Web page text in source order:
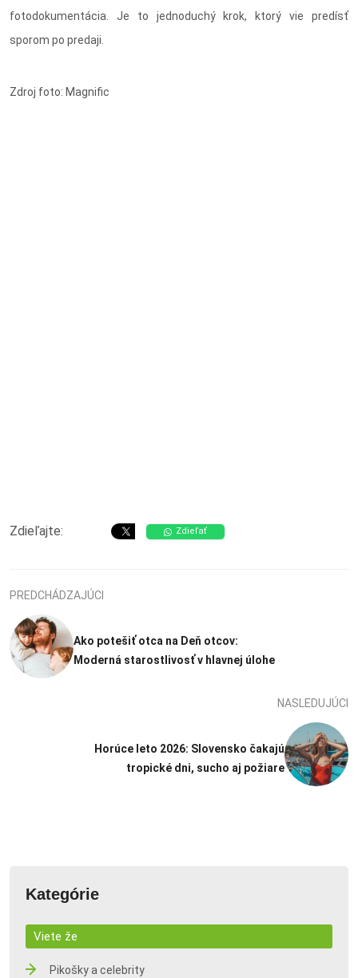
fotodokumentácia. Je to jednoduchý krok, ktorý vie predísť
sporom po predaji.
Zdroj foto: Magnific
Zdieľajte: Zdieľať
PREDCHÁDZAJÚCI
Ako potešiť otca na Deň otcov:
Moderná starostlivosť v hlavnej úlohe
NASLEDUJÚCI
Horúce leto 2026: Slovensko čakajú
tropické dni, sucho aj požiare
Kategórie
Viete že
Pikošky a celebrity